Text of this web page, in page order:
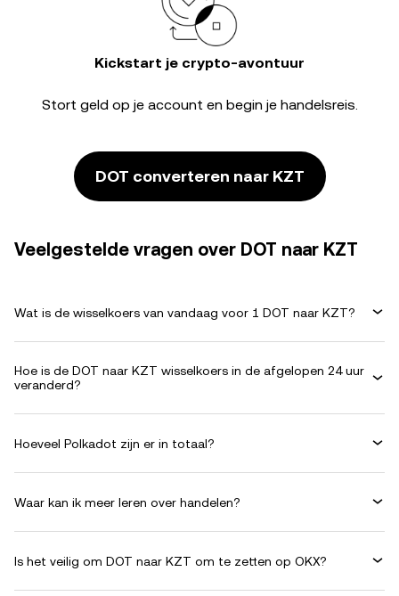
Kickstart je crypto-avontuur
Stort geld op je account en begin je handelsreis.
DOT converteren naar KZT
Veelgestelde vragen over DOT naar KZT
Wat is de wisselkoers van vandaag voor 1 DOT naar KZT?
Hoe is de DOT naar KZT wisselkoers in de afgelopen 24 uur
veranderd?
Hoeveel Polkadot zijn er in totaal?
Waar kan ik meer leren over handelen?
Is het veilig om DOT naar KZT om te zetten op OKX?